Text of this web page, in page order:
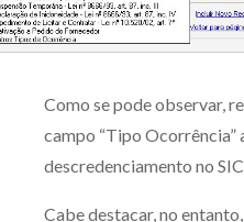
Como se pode observar,
campo “Tipo Ocorrência”
descredenciamento no
Cabe destacar, no